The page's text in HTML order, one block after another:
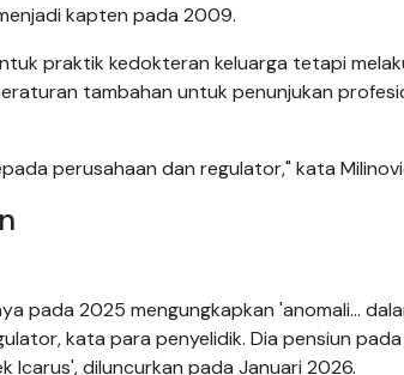
kapten pada 2009.
praktik kedokteran keluarga tetapi
tambahan untuk penunjukan
perusahaan dan regulator," kata
pada 2025 mengungkapkan 'anomali…
kata para penyelidik. Dia pensiun
Icarus', diluncurkan pada Januari 2026.